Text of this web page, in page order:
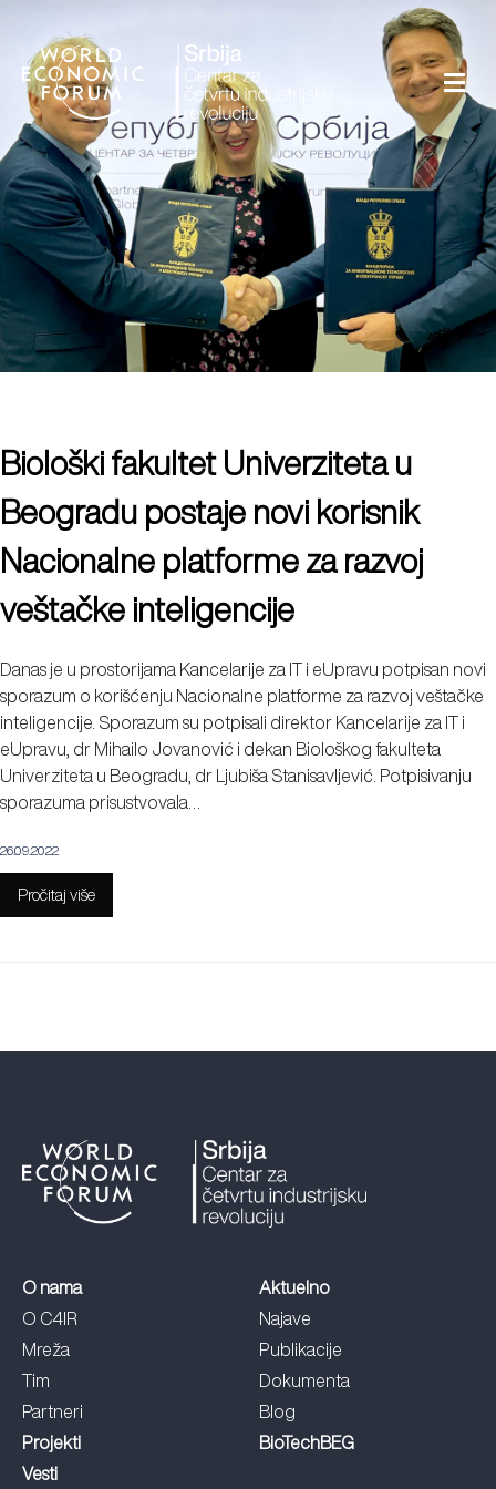
Biološki fakultet Univerziteta u
Beogradu postaje novi korisnik
Nacionalne platforme za razvoj
veštačke inteligencije
Danas je u prostorijama Kancelarije za IT i eUpravu potpisan novi
sporazum o korišćenju Nacionalne platforme za razvoj veštačke
inteligencije. Sporazum su potpisali direktor Kancelarije za IT i
eUpravu, dr Mihailo Jovanović i dekan Biološkog fakulteta
Univerziteta u Beogradu, dr Ljubiša Stanisavljević. Potpisivanju
sporazuma prisustvovala…
26.09.2022
Pročitaj više
O nama
O C4IR
Mreža
Tim
Partneri
Projekti
Vesti
Aktuelno
Najave
Publikacije
Dokumenta
Blog
BioTechBEG